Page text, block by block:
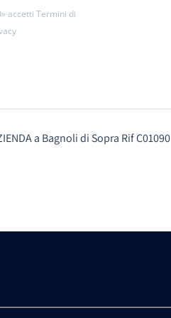
accetti Termini di
a Bagnoli di Sopra Rif C01090